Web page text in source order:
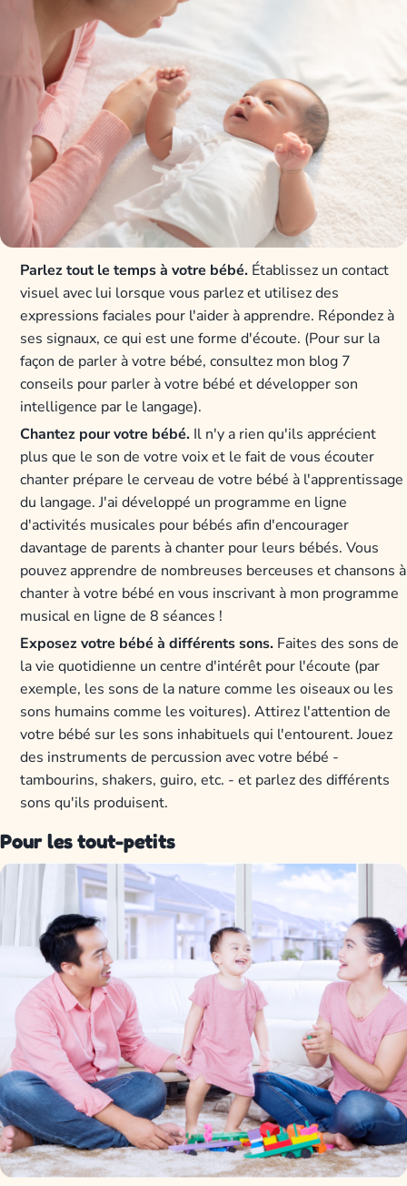
Parlez tout le temps à votre bébé. Établissez un contact
visuel avec lui lorsque vous parlez et utilisez des
expressions faciales pour l'aider à apprendre. Répondez à
ses signaux, ce qui est une forme d'écoute. (Pour sur la
façon de parler à votre bébé, consultez mon blog 7
conseils pour parler à votre bébé et développer son
intelligence par le langage).
Chantez pour votre bébé. Il n'y a rien qu'ils apprécient
plus que le son de votre voix et le fait de vous écouter
chanter prépare le cerveau de votre bébé à l'apprentissage
du langage. J'ai développé un programme en ligne
d'activités musicales pour bébés afin d'encourager
davantage de parents à chanter pour leurs bébés. Vous
pouvez apprendre de nombreuses berceuses et chansons à
chanter à votre bébé en vous inscrivant à mon programme
musical en ligne de 8 séances !
Exposez votre bébé à différents sons. Faites des sons de
la vie quotidienne un centre d'intérêt pour l'écoute (par
exemple, les sons de la nature comme les oiseaux ou les
sons humains comme les voitures). Attirez l'attention de
votre bébé sur les sons inhabituels qui l'entourent. Jouez
des instruments de percussion avec votre bébé -
tambourins, shakers, guiro, etc. - et parlez des différents
sons qu'ils produisent.
Pour les tout-petits